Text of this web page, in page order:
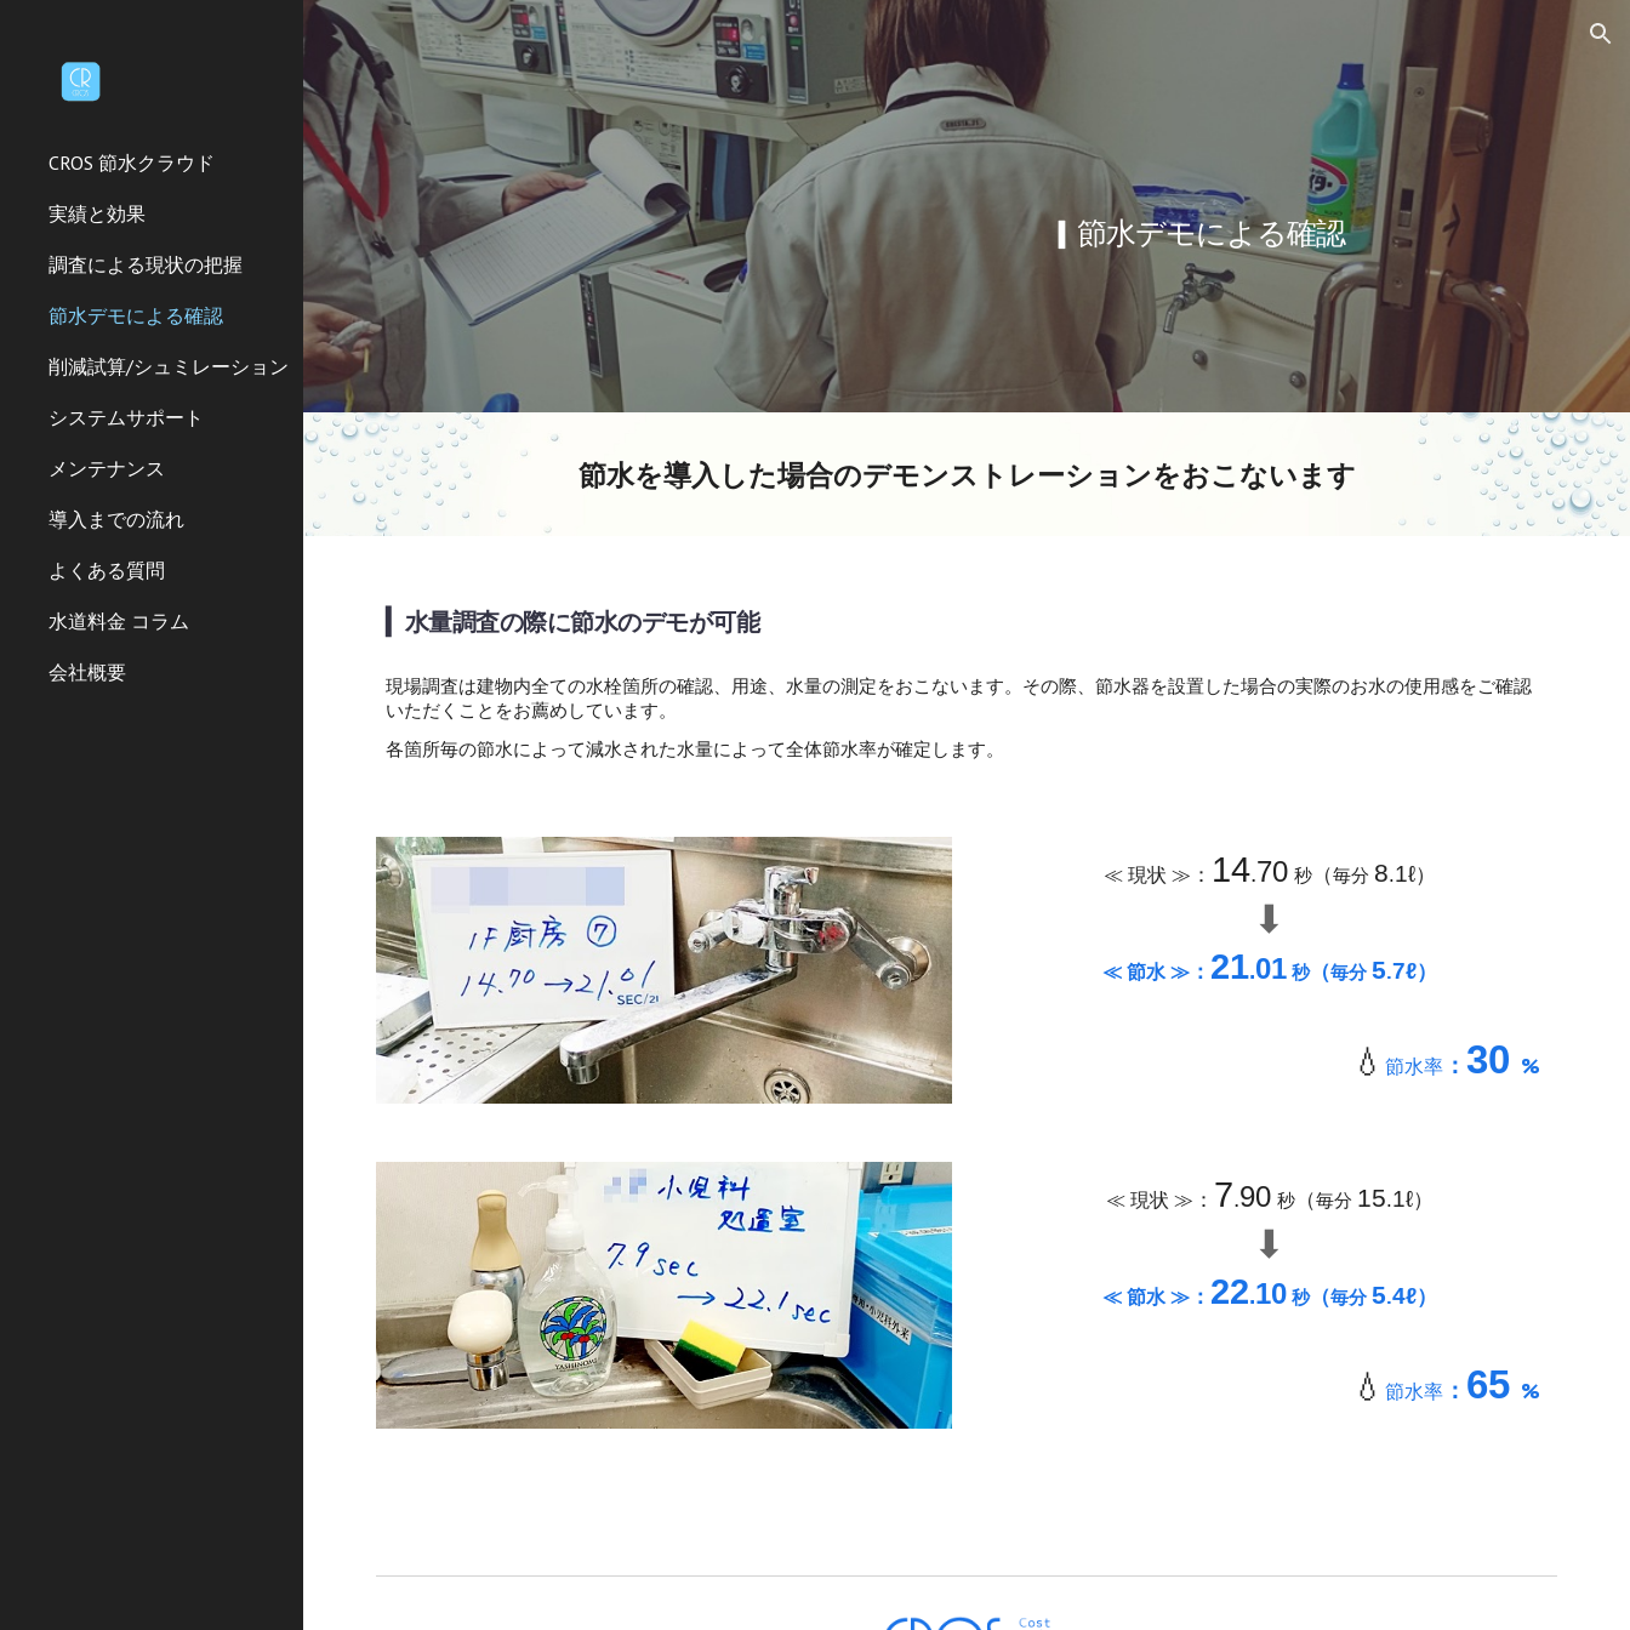
Skip to main content Skip to navigation
CROS 節水クラウド
実績と効果
調査による現状の把握
節水デモによる確認
削減試算/シュミレーション
システムサポート
メンテナンス
導入までの流れ
よくある質問
水道料金 コラム
会社概要
▎節水デモによる確認
節水を導入した場合のデモンストレーションをおこないます
水量調査の際に節水のデモが可能
現場調査は建物内全ての水栓箇所の確認、用途、水量の測定をおこないます。その際、節水器を設置した場合の実際のお水の使用感をご確認
いただくことをお薦めしています。
各箇所毎の節水によって減水された水量によって全体節水率が確定します。
≪ 現状 ≫ ： 14.70 秒（毎分 8.1ℓ）
⬇
≪ 節水 ≫： 21.01 秒（毎分 5.7ℓ）
💧 節水率： 30 %
≪ 現状 ≫ ： 7.90 秒（毎分 15.1ℓ）
⬇
≪ 節水 ≫： 22.10 秒（毎分 5.4ℓ）
💧 節水率： 65 %